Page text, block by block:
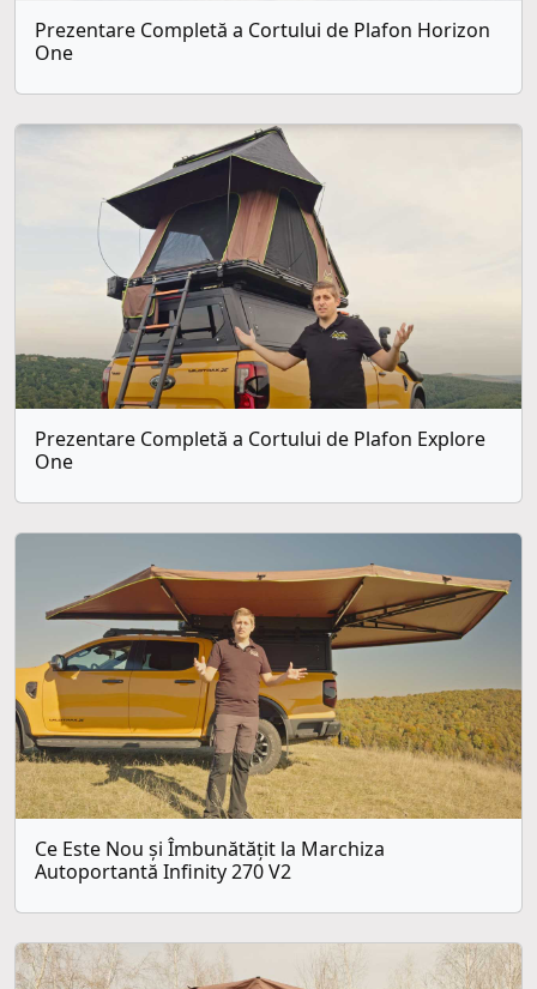
Prezentare Completă a Cortului de Plafon Horizon
One
Prezentare Completă a Cortului de Plafon Explore
One
Ce Este Nou și Îmbunătățit la Marchiza
Autoportantă Infinity 270 V2